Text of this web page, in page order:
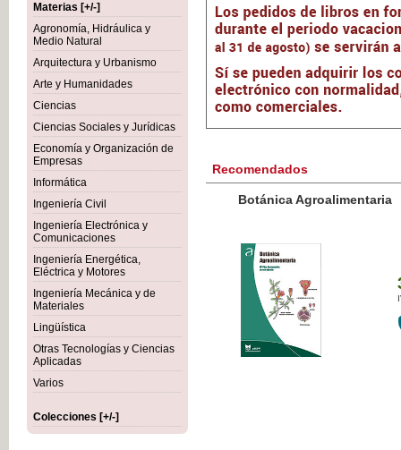
Materias [+/-]
Agronomía, Hidráulica y
Medio Natural
Arquitectura y Urbanismo
Arte y Humanidades
Ciencias
Ciencias Sociales y Jurídicas
Economía y Organización de
Empresas
Informática
Ingeniería Civil
Ingeniería Electrónica y
Comunicaciones
Ingeniería Energética,
Eléctrica y Motores
Ingeniería Mecánica y de
Materiales
Lingüística
Otras Tecnologías y Ciencias
Aplicadas
Varios
Colecciones [+/-]
Recomendados
Botánica Agroalimentaria
IVA